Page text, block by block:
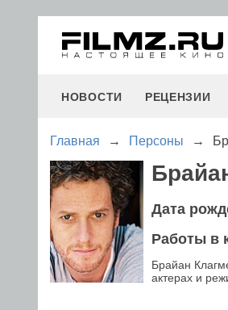
НОВОСТИ РЕЦЕНЗИИ
Главная → Персоны →
Дата
Работы в
Брайан
актерах и